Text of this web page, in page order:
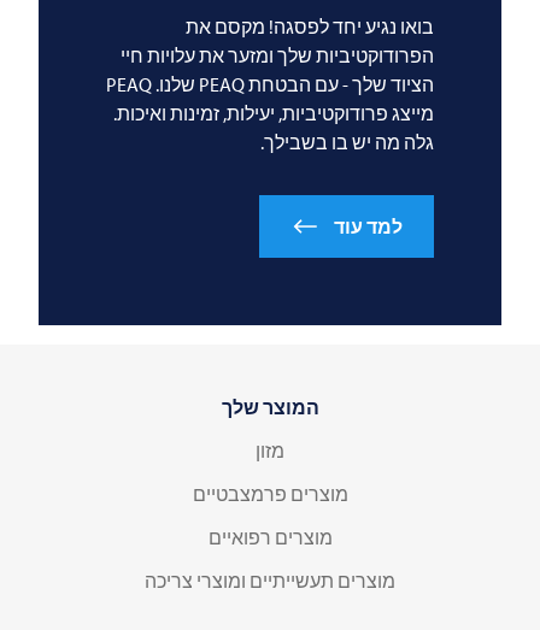
בואו נגיע יחד לפסגה! מקסם את
הפרודוקטיביות שלך ומזער את עלויות חיי
הציוד שלך - עם הבטחת PEAQ שלנו. PEAQ
מייצג פרודוקטיביות, יעילות, זמינות ואיכות.
גלה מה יש בו בשבילך.
למד עוד
המוצר שלך
מזון
מוצרים פרמצבטיים
מוצרים רפואיים
מוצרים תעשייתיים ומוצרי צריכה